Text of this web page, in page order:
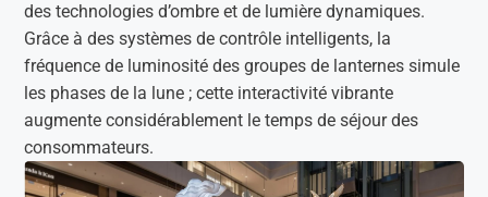
des technologies d’ombre et de lumière dynamiques.
Grâce à des systèmes de contrôle intelligents, la
fréquence de luminosité des groupes de lanternes simule
les phases de la lune ; cette interactivité vibrante
augmente considérablement le temps de séjour des
consommateurs.